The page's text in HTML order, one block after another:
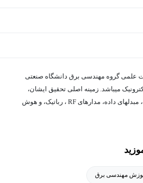
علمی گروه مهندسی برق دانشگاه صنعتی
میباشد. زمینه اصلی تحقیق ایشان،
مدارهای بازیابی کلاک و داده، مبدلهای داده، مدارهای RF ، رباتیک، و هوش
مهندسی برق